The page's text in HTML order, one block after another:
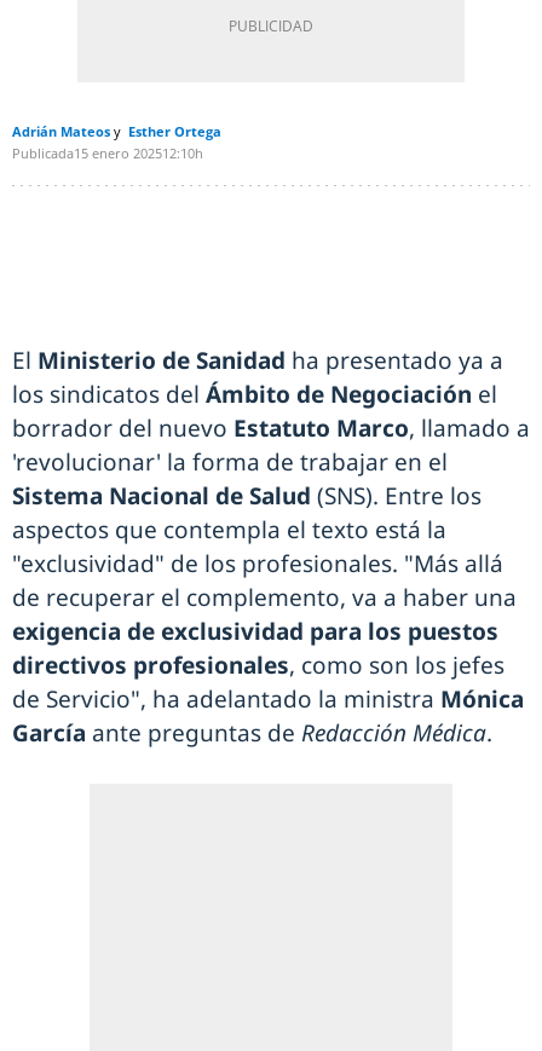
Adrián Mateos
Esther Ortega
Publicada15 enero 202512:10h
El Ministerio de Sanidad ha presentado ya a
los sindicatos del Ámbito de Negociación el
borrador del nuevo Estatuto Marco, llamado a
'revolucionar' la forma de trabajar en el
Sistema Nacional de Salud (SNS). Entre los
aspectos que contempla el texto está la
"exclusividad" de los profesionales. "Más allá
de recuperar el complemento, va a haber una
exigencia de exclusividad para los puestos
directivos profesionales, como son los jefes
de Servicio", ha adelantado la ministra Mónica
García ante preguntas de Redacción Médica.